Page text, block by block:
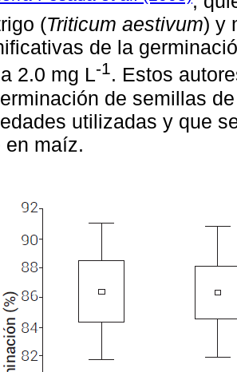
(Triticum aestivum) y
de la
2.0 mg L-1. Estos
de semillas
utilizadas y que
en maíz.